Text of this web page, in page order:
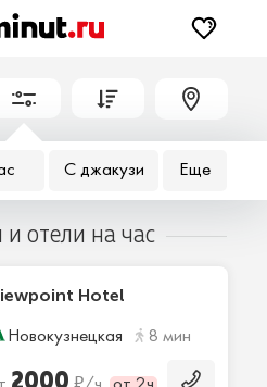
С джакузи Еще
отели на час
Hotel
Новокузнецкая 8 мин
2000 ₽